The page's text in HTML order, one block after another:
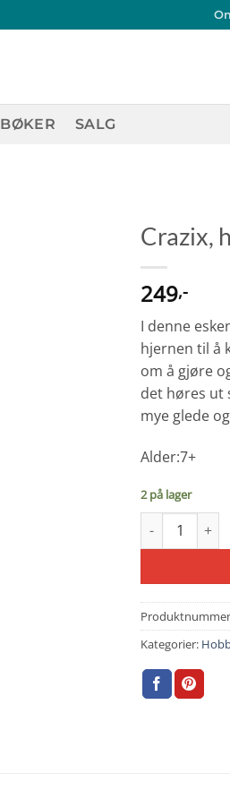
BØKER SALG
Crazix,
249,-
I denne
hjernen til å
om å gjøre
det høres ut
mye glede
Alder:7+
2 på lager
Crazix,
Kategorier: